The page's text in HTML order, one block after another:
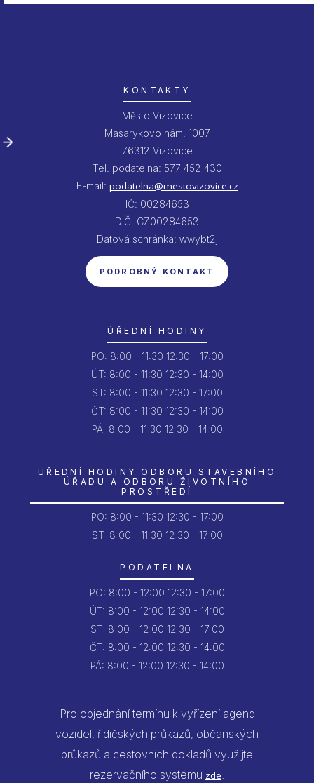
KONTAKTY
Město Vizovice
Masarykovo nám. 1007
76312 Vizovice
Tel. podatelna: 577 452 430
E-mail: podatelna@mestovizovice.cz
IČ: 00284653
DIČ: CZ00284653
Datová schránka: wwybt2j
PODROBNÝ KONTAKT
ÚŘEDNÍ HODINY
PO: 8:00 - 11:30 12:30 - 17:00
ÚT: 8:00 - 11:30 12:30 - 14:00
ST: 8:00 - 11:30 12:30 - 17:00
ČT: 8:00 - 11:30 12:30 - 14:00
PÁ: 8:00 - 11:30 12:30 - 14:00
ÚŘEDNÍ HODINY ODBORU STAVEBNÍHO
ÚŘADU A ODBORU ŽIVOTNÍHO
PROSTŘEDÍ
PO: 8:00 - 11:30 12:30 - 17:00
ST: 8:00 - 11:30 12:30 - 17:00
PODATELNA
PO: 8:00 - 12:00 12:30 - 17:00
ÚT: 8:00 - 12:00 12:30 - 14:00
ST: 8:00 - 12:00 12:30 - 17:00
ČT: 8:00 - 12:00 12:30 - 14:00
PÁ: 8:00 - 12:00 12:30 - 14:00
Pro objednání termínu k vyřízení agend
vozidel, řidičských průkazů, občanských
průkazů a cestovních dokladů využijte
rezervačního systému zde.